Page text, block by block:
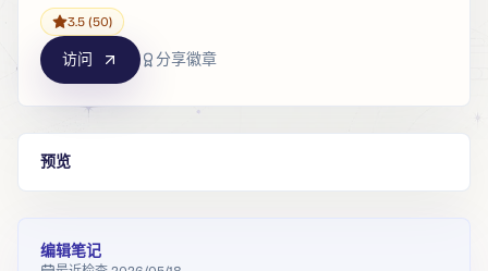
3.5 (50)
访问 分享徽章
预览
编辑笔记